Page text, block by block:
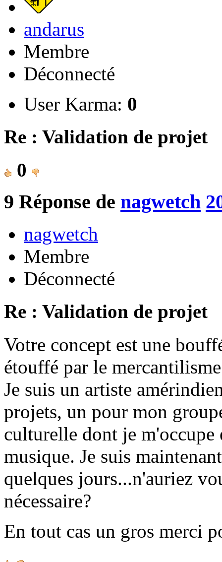
andarus
Membre
Déconnecté
User Karma: 0
Re : Validation de projet
0
9 Réponse de nagwetch
nagwetch
Membre
Déconnecté
Re : Validation de projet
Votre concept est une
étouffé par le
Je suis un artiste
projets, un pour mon
culturelle dont je
musique. Je suis
quelques jours...n'auriez
nécessaire?
En tout cas un gros merci